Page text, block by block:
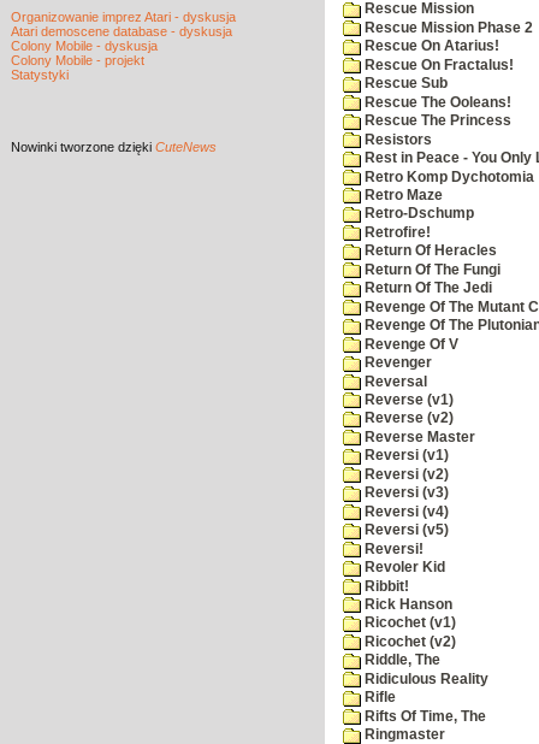
Organizowanie imprez Atari - dyskusja
Atari demoscene database - dyskusja
Colony Mobile - dyskusja
Colony Mobile - projekt
Statystyki
Nowinki tworzone dzięki CuteNews
Rescue Mission
Rescue Mission Phase 2
Rescue On Atarius!
Rescue On Fractalus!
Rescue Sub
Rescue The Ooleans!
Rescue The Princess
Resistors
Rest in Peace - You Only
Retro Komp Dychotomia
Retro Maze
Retro-Dschump
Retrofire!
Return Of Heracles
Return Of The Fungi
Return Of The Jedi
Revenge Of The Mutant
Revenge Of The
Revenge Of V
Revenger
Reversal
Reverse (v1)
Reverse (v2)
Reverse Master
Reversi (v1)
Reversi (v2)
Reversi (v3)
Reversi (v4)
Reversi (v5)
Reversi!
Revoler Kid
Ribbit!
Rick Hanson
Ricochet (v1)
Ricochet (v2)
Riddle, The
Ridiculous Reality
Rifle
Rifts Of Time, The
Ringmaster